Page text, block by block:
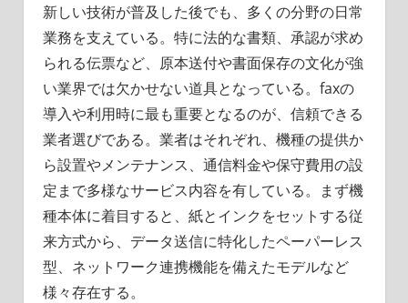
新しい技術が普及した後でも、多くの分野の日常
業務を支えている。特に法的な書類、承認が求め
られる伝票など、原本送付や書面保存の文化が強
い業界では欠かせない道具となっている。faxの
導入や利用時に最も重要となるのが、信頼できる
業者選びである。業者はそれぞれ、機種の提供か
ら設置やメンテナンス、通信料金や保守費用の設
定まで多様なサービス内容を有している。まず機
種本体に着目すると、紙とインクをセットする従
来方式から、データ送信に特化したペーパーレス
型、ネットワーク連携機能を備えたモデルなど
様々存在する。